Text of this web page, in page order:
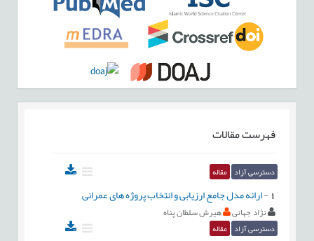
فهرست مقالات
دسترسی آزاد مقاله
-ارائه مدل جامع ارزیابی و انتخاب پروژه های عمرانی
نژاد جهانی هیرش سلطان پناه
دسترسی آزاد مقاله